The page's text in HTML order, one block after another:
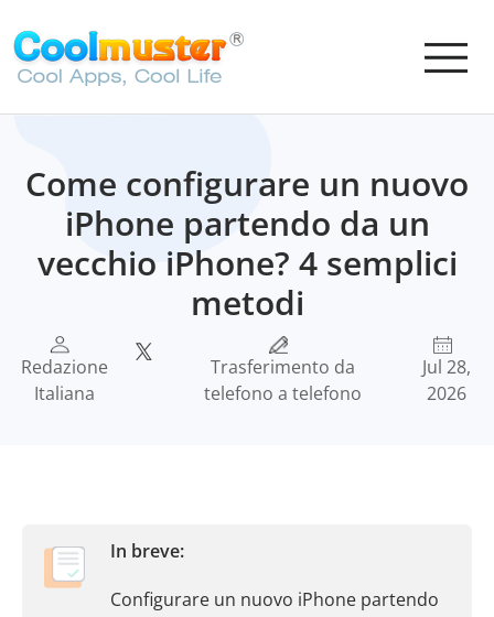
Come configurare un nuovo
iPhone partendo da un
vecchio iPhone? 4 semplici
metodi
Redazione
Italiana
Trasferimento da
telefono a telefono
Jul 28,
2026
In breve:
Configurare un nuovo iPhone partendo